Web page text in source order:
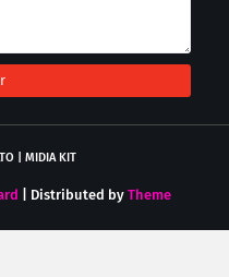
| MIDIA KIT
| Distributed by Theme